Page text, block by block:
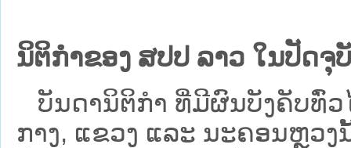
ນິຕິກຳຂອງ ສປປ ລາວ ໃນປັດ
ບັນດານິຕິກໍາ ທີ່ມີຜົນບັງຄັບທົ່
ກາງ, ແຂວງ ແລະ ນະຄອນຫຼວ